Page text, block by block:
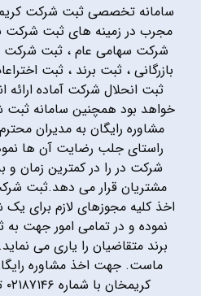
سامانه تخصصی ثبت شرکت
مجرب در زمینه های ثبت شرکت
شرکت سهامی عام ، ثبت
بازرگانی ، ثبت برند ، ثبت
ثبت انحلال شرکت آماده
خواهد بود همچنین سامانه
مشاوره رایگان به مدیران
راستای جلب رضایت آن ها
شرکت در را در کمترین زمان و
مشتریان قرار می دهد.ثبت
اخذ کلیه مجوزهای لازم برای
نموده و در تمامی امور جهت
برند متقاضیان را یاری می
ماست. جهت اخذ مشاوره
کریمخان با شماره ۰۲۱۸۷۱۴۶ تماس حاصل فرمایید.